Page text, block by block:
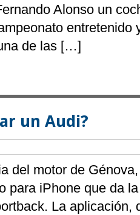
Alonso un
entretenido
de las […]
un Audi?
del motor de
para iPhone que da
La aplicación,